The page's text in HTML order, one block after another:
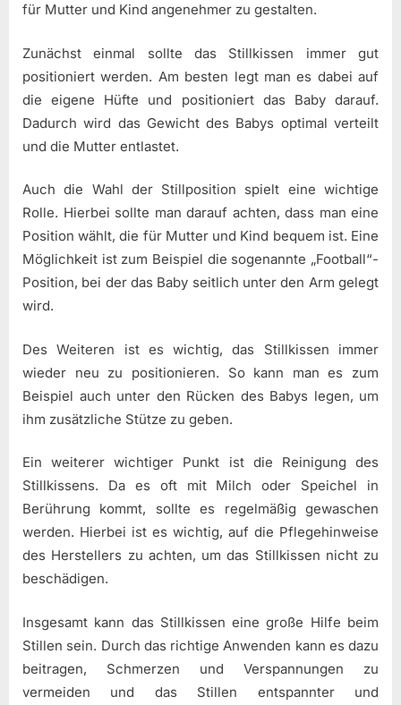
für Mutter und Kind angenehmer zu gestalten.
Zunächst einmal sollte das Stillkissen immer gut
positioniert werden. Am besten legt man es dabei auf
die eigene Hüfte und positioniert das Baby darauf.
Dadurch wird das Gewicht des Babys optimal verteilt
und die Mutter entlastet.
Auch die Wahl der Stillposition spielt eine wichtige
Rolle. Hierbei sollte man darauf achten, dass man eine
Position wählt, die für Mutter und Kind bequem ist. Eine
Möglichkeit ist zum Beispiel die sogenannte „Football“-
Position, bei der das Baby seitlich unter den Arm gelegt
wird.
Des Weiteren ist es wichtig, das Stillkissen immer
wieder neu zu positionieren. So kann man es zum
Beispiel auch unter den Rücken des Babys legen, um
ihm zusätzliche Stütze zu geben.
Ein weiterer wichtiger Punkt ist die Reinigung des
Stillkissens. Da es oft mit Milch oder Speichel in
Berührung kommt, sollte es regelmäßig gewaschen
werden. Hierbei ist es wichtig, auf die Pflegehinweise
des Herstellers zu achten, um das Stillkissen nicht zu
beschädigen.
Insgesamt kann das Stillkissen eine große Hilfe beim
Stillen sein. Durch das richtige Anwenden kann es dazu
beitragen, Schmerzen und Verspannungen zu
vermeiden und das Stillen entspannter und